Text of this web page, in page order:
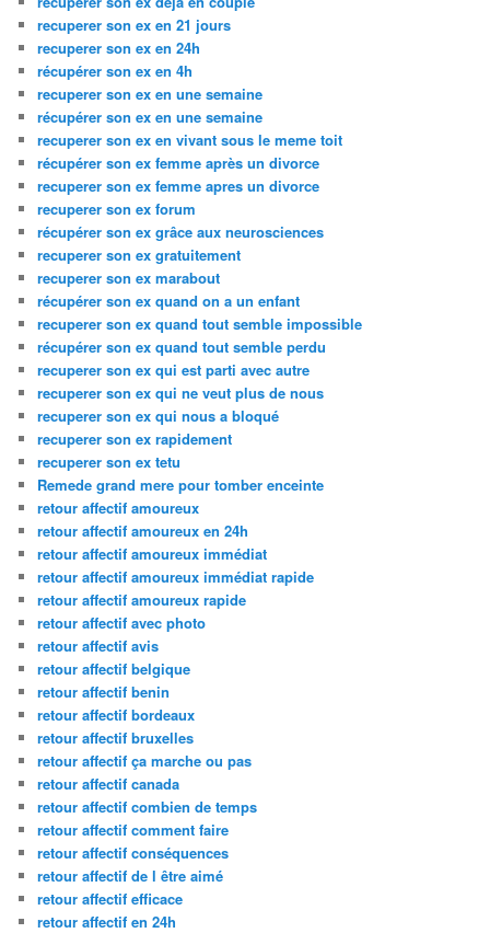
recuperer son ex en 21 jours
recuperer son ex en 24h
récupérer son ex en 4h
recuperer son ex en une semaine
récupérer son ex en une semaine
recuperer son ex en vivant sous le meme toit
récupérer son ex femme après un divorce
recuperer son ex femme apres un divorce
recuperer son ex forum
récupérer son ex grâce aux neurosciences
recuperer son ex gratuitement
recuperer son ex marabout
récupérer son ex quand on a un enfant
recuperer son ex quand tout semble impossible
récupérer son ex quand tout semble perdu
recuperer son ex qui est parti avec autre
recuperer son ex qui ne veut plus de nous
recuperer son ex qui nous a bloqué
recuperer son ex rapidement
recuperer son ex tetu
Remede grand mere pour tomber enceinte
retour affectif amoureux
retour affectif amoureux en 24h
retour affectif amoureux immédiat
retour affectif amoureux immédiat rapide
retour affectif amoureux rapide
retour affectif avec photo
retour affectif avis
retour affectif belgique
retour affectif benin
retour affectif bordeaux
retour affectif bruxelles
retour affectif ça marche ou pas
retour affectif canada
retour affectif combien de temps
retour affectif comment faire
retour affectif conséquences
retour affectif de l être aimé
retour affectif efficace
retour affectif en 24h